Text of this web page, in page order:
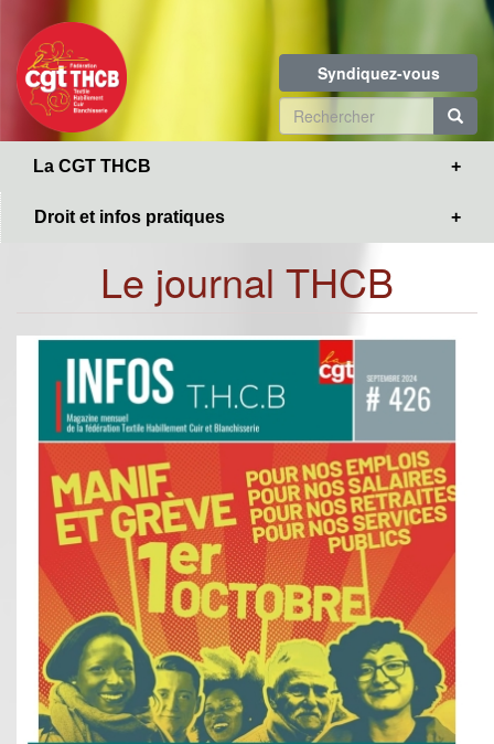
contenu
principal
Syndiquez-vous
Formulaire
de
La CGT THCB
Droit et infos pratiques
Le journal THCB